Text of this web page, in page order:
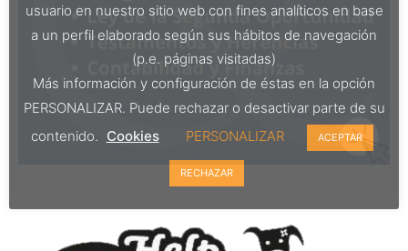
usuario en nuestro sitio web con fines analíticos en base
a un perfil elaborado según sus hábitos de navegación
(p.e. páginas visitadas)
Más información y configuración de éstas en la opción
PERSONALIZAR. Puede rechazar o desactivar parte de su
contenido. Cookies PERSONALIZAR ACEPTAR
RECHAZAR